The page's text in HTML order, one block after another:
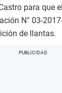
para que
N° 03-
de llantas.